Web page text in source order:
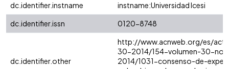
dc.identifier.instname
instname:Universidad Icesi
dc.identifier.issn
0120-8748
dc.identifier.other
http://www.acnweb.org/es/
30-2014/154-volumen-30-
2014/1031-consenso-de-